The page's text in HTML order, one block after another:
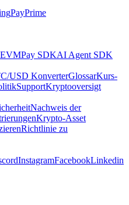
PayPrime
Pay SDKAI Agent SDK
USD KonverterGlossarKurs-
SupportKryptooversigt
Nachweis der
Krypto-Asset
Richtlinie zu
InstagramFacebookLinkedin